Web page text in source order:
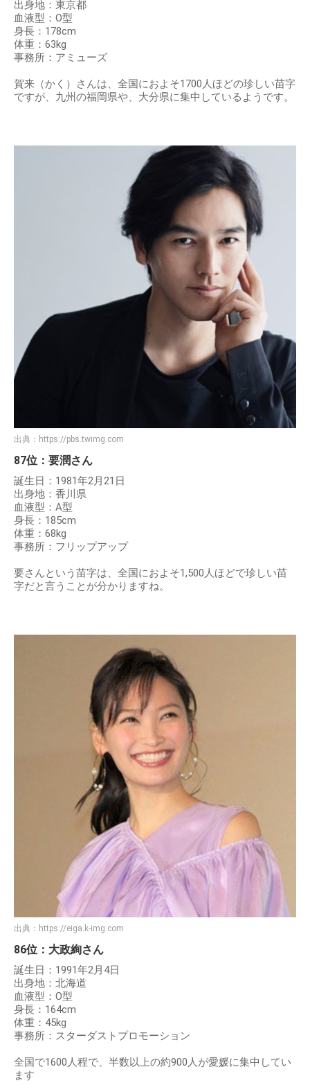
出身地：東京都
血液型：O型
身長：178cm
体重：63kg
事務所：アミューズ
賀来（かく）さんは、全国におよそ1700人ほどの珍しい苗字
ですが、九州の福岡県や、大分県に集中しているようです。
出典： https://pbs.twimg.com
87位：要潤さん
誕生日：1981年2月21日
出身地：香川県
血液型：A型
身長：185cm
体重：68kg
事務所：フリップアップ
要さんという苗字は、全国におよそ1,500人ほどで珍しい苗
字だと言うことが分かりますね。
出典： https://eiga.k-img.com
86位：大政絢さん
誕生日：1991年2月4日
出身地：北海道
血液型：O型
身長：164cm
体重：45kg
事務所：スターダストプロモーション
全国で1600人程で、半数以上の約900人が愛媛に集中してい
ます